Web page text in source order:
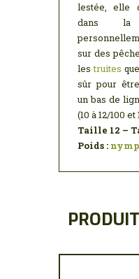
lestée, elle
dans la
sur des
lestruites
sûr pour
un bas de
(10 à 12/100 et
Taille 12 –
Poids :